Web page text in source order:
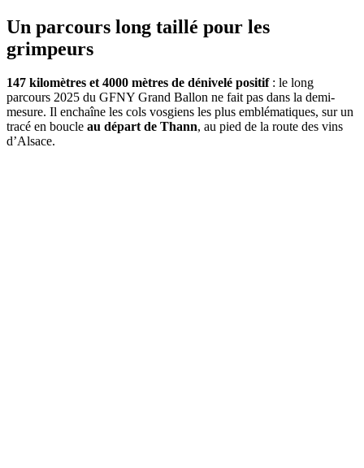
Un parcours long taillé pour les
grimpeurs
147 kilomètres et 4000 mètres de dénivelé positif: le long
parcours 2025 du GFNY Grand Ballon ne fait pas dans la demi-
mesure. Il enchaîne les cols vosgiens les plus emblématiques, sur un
tracé en boucle au départ de Thann, au pied de la route des vins
d’Alsace.